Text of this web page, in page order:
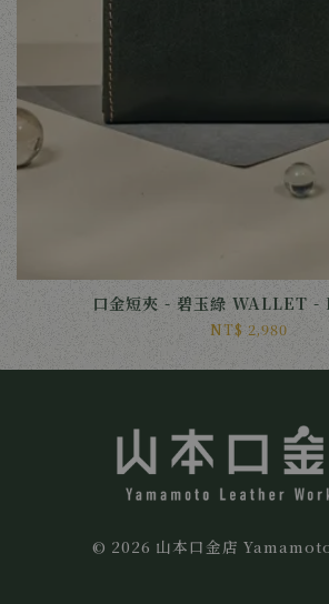
口金短夾 - 碧玉綠 WALLET
NT$ 2,980
© 2026 山本口金店